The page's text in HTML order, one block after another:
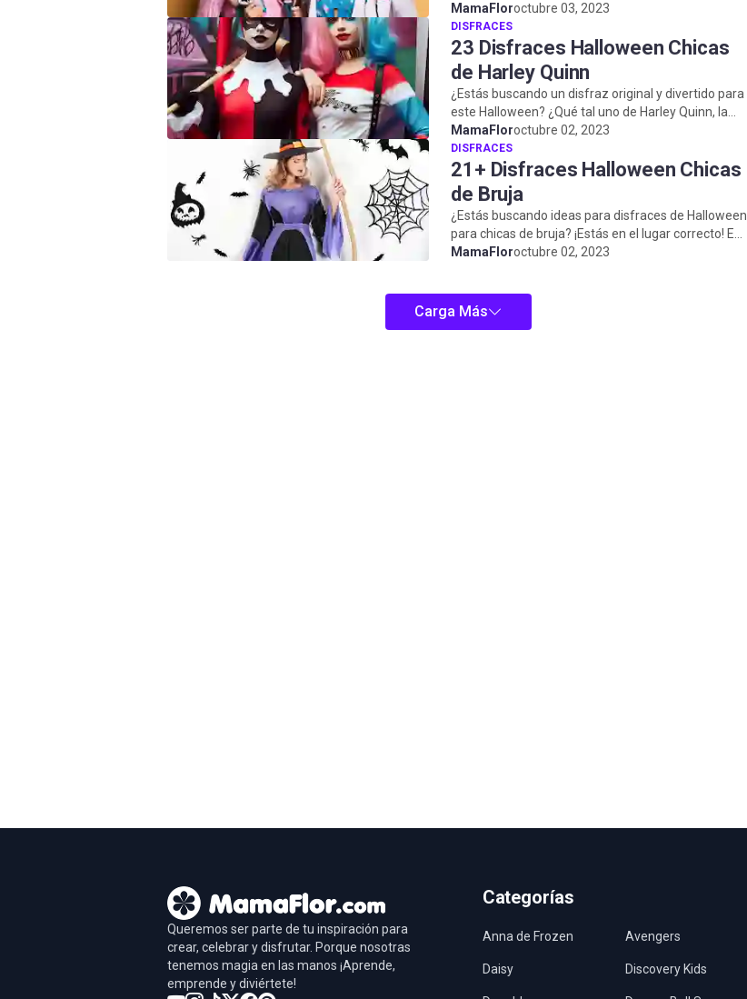
muñecas Barbie? En este post te mostra...
MamaFloroctubre 03, 2023
DISFRACES
23 Disfraces Halloween Chicas
de Harley Quinn
¿Estás buscando un disfraz original y divertido para
este Halloween? ¿Qué tal uno de Harley Quinn, la
famosa villana de DC Comics que ha c...
MamaFloroctubre 02, 2023
DISFRACES
21+ Disfraces Halloween Chicas
de Bruja
¿Estás buscando ideas para disfraces de Halloween
para chicas de bruja? ¡Estás en el lugar correcto! En
este post te voy a mostrar algunas...
MamaFloroctubre 02, 2023
Carga Más
Queremos ser parte de tu inspiración para
crear, celebrar y disfrutar. Porque nosotras
tenemos magia en las manos ¡Aprende,
emprende y diviértete!
Categorías
Anna de Frozen Avengers
Daisy Discovery Kids